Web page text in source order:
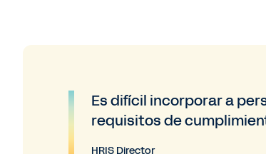
Es difícil incorporar a
requisitos de
HRIS Director